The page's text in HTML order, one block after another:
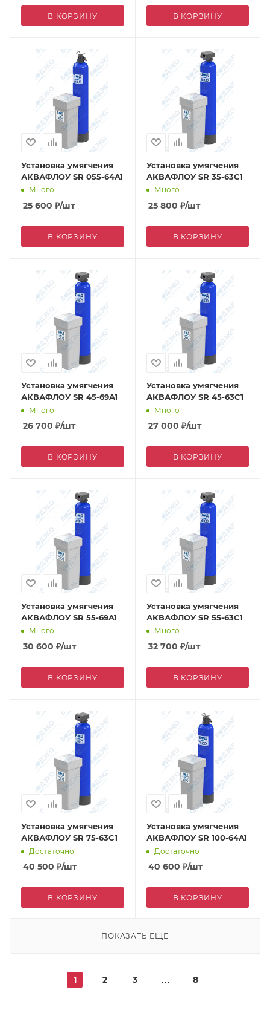
В КОРЗИНУ В КОРЗИНУ
Установка умягчения
АКВАФЛОУ SR 055-64A1
Много
25 600 ₽/шт
В КОРЗИНУ
Установка умягчения
АКВАФЛОУ SR 35-63C1
Много
25 800 ₽/шт
В КОРЗИНУ
Установка умягчения
АКВАФЛОУ SR 45-69A1
Много
26 700 ₽/шт
В КОРЗИНУ
Установка умягчения
АКВАФЛОУ SR 45-63C1
Много
27 000 ₽/шт
В КОРЗИНУ
Установка умягчения
АКВАФЛОУ SR 55-69A1
Много
30 600 ₽/шт
В КОРЗИНУ
Установка умягчения
АКВАФЛОУ SR 55-63C1
Много
32 700 ₽/шт
В КОРЗИНУ
Установка умягчения
АКВАФЛОУ SR 75-63C1
Достаточно
40 500 ₽/шт
В КОРЗИНУ
Установка умягчения
АКВАФЛОУ SR 100-64A1
Достаточно
40 600 ₽/шт
В КОРЗИНУ
ПОКАЗАТЬ ЕЩЕ
1 2 3 8